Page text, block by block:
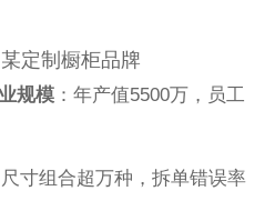
定制橱柜品牌
规模 ：年产值5500万，员工
尺寸组合超万种，拆单错误率